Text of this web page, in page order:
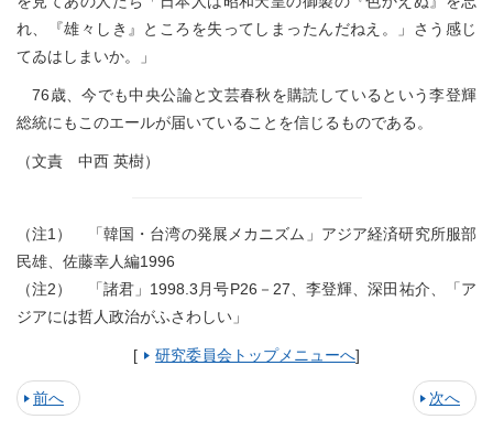
れ、『雄々しき』ところを失ってしまったんだねえ。」さう感じ
てゐはしまいか。」
76歳、今でも中央公論と文芸春秋を購読しているという李登輝
総統にもこのエールが届いていることを信じるものである。
（文責 中西 英樹）
（注1） 「韓国・台湾の発展メカニズム」アジア経済研究所服部
民雄、佐藤幸人編1996
（注2） 「諸君」1998.3月号P26－27、李登輝、深田祐介、「ア
ジアには哲人政治がふさわしい」
[ 研究委員会トップメニューへ]
前へ 次へ